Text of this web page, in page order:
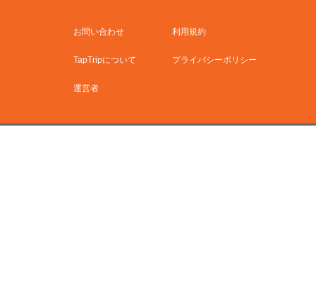
お問い合わせ 利用規約
TapTripについて プライバシーポリシー
運営者